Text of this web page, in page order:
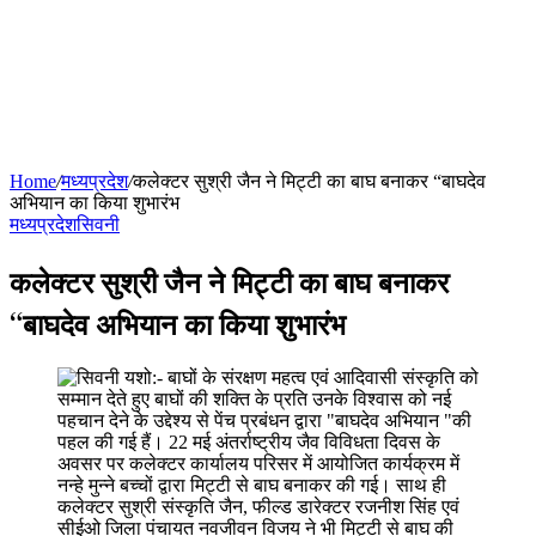
Home/मध्यप्रदेश/कलेक्टर सुश्री जैन ने मिट्टी का बाघ बनाकर “बाघदेव
अभियान का किया शुभारंभ
मध्यप्रदेशसिवनी
कलेक्टर सुश्री जैन ने मिट्टी का बाघ बनाकर
“बाघदेव अभियान का किया शुभारंभ